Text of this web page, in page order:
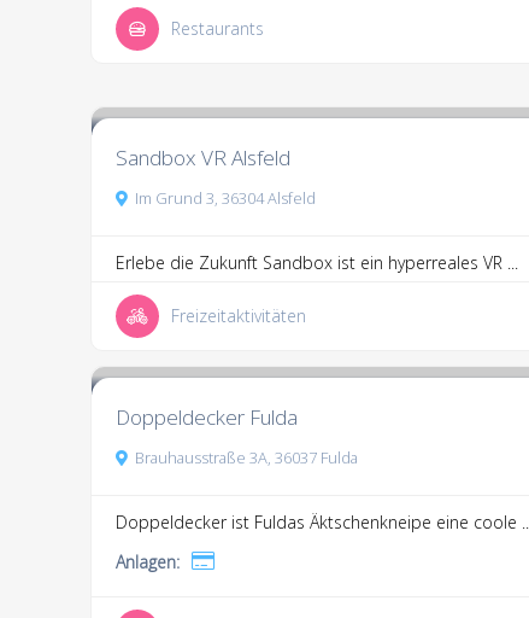
Restaurants
Sandbox VR Alsfeld
Im Grund 3, 36304 Alsfeld
Erlebe die Zukunft Sandbox ist ein hyperreales VR ...
Freizeitaktivitäten
3.3
Doppeldecker Fulda
Brauhausstraße 3A, 36037 Fulda
Doppeldecker ist Fuldas Äktschenkneipe eine coole ...
Anlagen: